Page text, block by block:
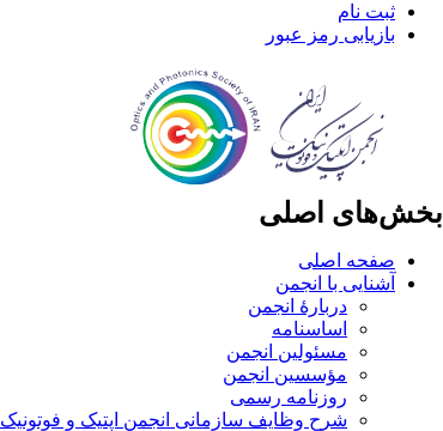
ثبت نام
بازیابی رمز عبور
بخش‌های اصلی
صفحه اصلی
آشنایی با انجمن
دربارۀ انجمن
اساسنامه
مسئولین انجمن
مؤسسین انجمن
روزنامه رسمی
شرح وظایف سازمانی انجمن اپتیک و فوتونیک